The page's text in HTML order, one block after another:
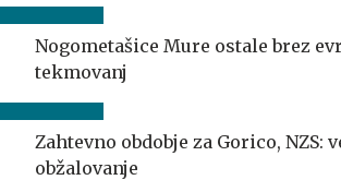
Nogometašice Mure ostale brez
tekmovanj
Zahtevno obdobje za Gorico, NZS:
obžalovanje